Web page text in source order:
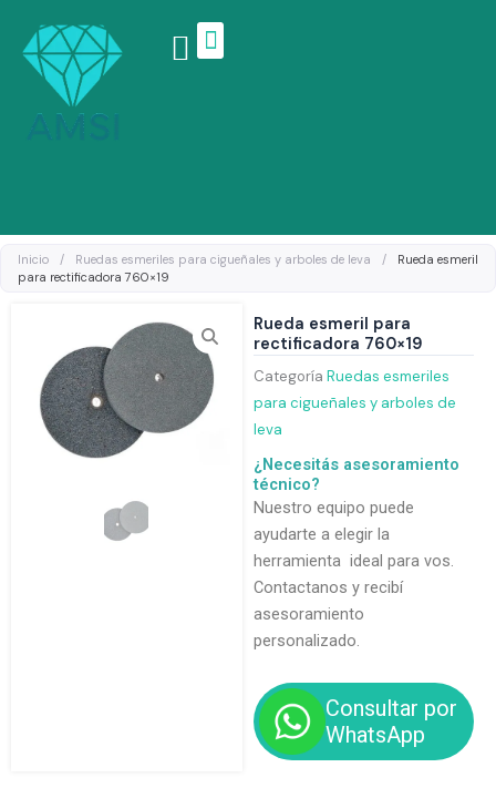
contenido
Inicio / Ruedas esmeriles para cigueñales y arboles de leva /
Rueda esmeril
para rectificadora 760×19
Rueda esmeril para
rectificadora 760×19
Categoría Ruedas esmeriles
para cigueñales y arboles de
leva
¿Necesitás asesoramiento
técnico?
Nuestro equipo puede
ayudarte a elegir la
herramienta ideal para vos.
Contactanos y recibí
asesoramiento
personalizado.
Consultar por
WhatsApp